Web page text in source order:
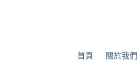
首頁 關於我們